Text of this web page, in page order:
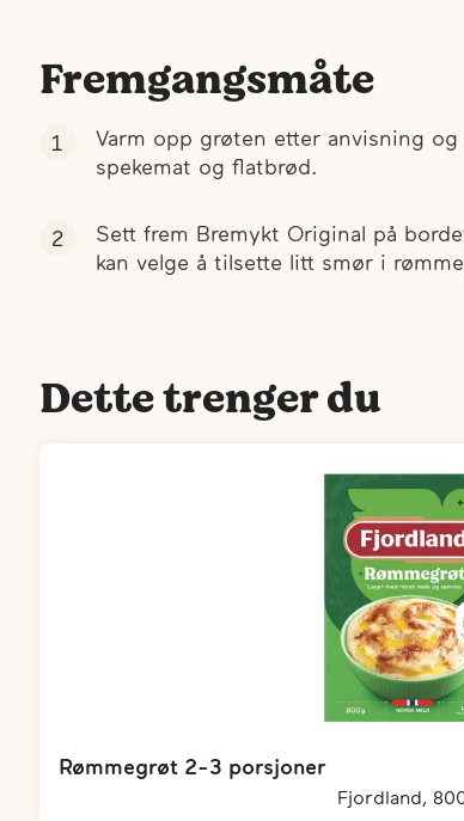
Fremgangsmåte
Varm opp grøten etter anvisning
spekemat og flatbrød.
Sett frem Bremykt Original på
kan velge å tilsette litt smør i
Dette trenger du
Rømmegrøt 2-3 porsjoner
fjordland,